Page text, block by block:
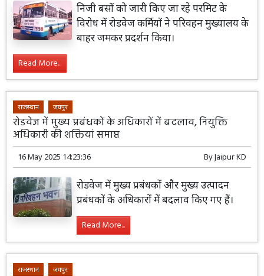
निजी बसों को जारी किए जा रहे परमिट के
विरोध में रोडवेज कर्मियों ने परिवहन मुख्यालय के
बाहर जमकर प्रदर्शन किया।
Read More...
राजस्थान जयपुर
रोडवेज में मुख्य प्रबंधकों के अधिकारों में बदलाव, नियुक्ति
अधिकारी की शक्तियां समाप्त
16 May 2025 14:23:36 ByJaipur KD
रोडवेज में मुख्य प्रबंधकों और मुख्य उत्पादन
प्रबंधकों के अधिकारों में बदलाव किए गए हैं।
Read More...
राजस्थान जयपुर